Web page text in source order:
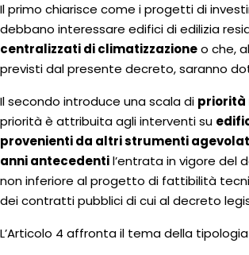
Il primo chiarisce come i progetti di
debbano interessare edifici di edilizia
centralizzati di climatizzazioneo che,
previsti dal presente decreto, saranno
Il secondo introduce una scala di priorità
priorità è attribuita agli interventi su
provenienti da altri strumenti
anni antecedentil’entrata in vigore del
non inferiore al progetto di fattibilità
dei contratti pubblici di cui al decreto
L’Articolo 4 affronta il tema della